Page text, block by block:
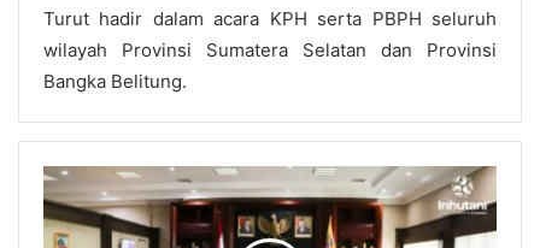
Turut hadir dalam acara KPH serta PBPH seluruh
wilayah Provinsi Sumatera Selatan dan Provinsi
Bangka Belitung.